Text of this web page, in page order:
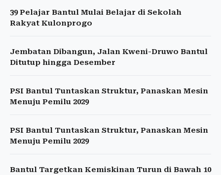
39 Pelajar Bantul Mulai Belajar di Sekolah
Rakyat Kulonprogo
Jembatan Dibangun, Jalan Kweni-Druwo Bantul
Ditutup hingga Desember
PSI Bantul Tuntaskan Struktur, Panaskan Mesin
Menuju Pemilu 2029
PSI Bantul Tuntaskan Struktur, Panaskan Mesin
Menuju Pemilu 2029
Bantul Targetkan Kemiskinan Turun di Bawah 10